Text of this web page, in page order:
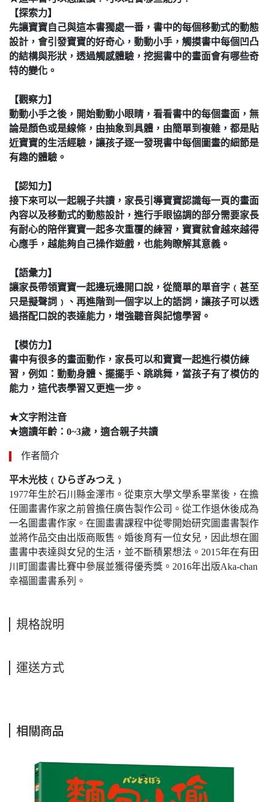
【探索力】
先讓寶寶自己與這本書獨處一番，書中的每個移動式的動態
設計，會引發寶寶的好奇心，動動小手，觸摸書中每個凹凸
的結構與形狀，透過觸感體驗，挖掘書中的畫面會有哪些奇
特的變化。
【觀察力】
動動小手之後，開始動動小眼睛，看看書中的每個畫面，無
論是顏色或是線條，由抽象到具體，由簡單到複雜，都是貼
近寶寶的生活經驗，讓孩子逐一發現書中每個圖畫的細節是
有趣的體驗。
【認知力】
接下來可以一起親子共讀，家長引導寶寶認識每一頁的畫面
內容以及移動式的動態設計，進行手眼協調的部分需要家長
有耐心的陪伴寶寶一起多次重覆的練習，寶寶就會越來越得
心應手，越能夠自己操作遊戲，也能夠瞭解其意義。
【語彙力】
讓家長帶領寶寶一起邊玩邊開口說，從簡單的單音字﹙甚至
只是擬聲詞﹚、再進階到一個字以上的語詞，讓孩子可以透
過搭配口說的表達能力，增強聽音與記憶學習。
【模仿力】
書中有很多的畫面動作，家長可以和寶寶一起進行模仿練
習，例如：動動身體、擺擺手、跳跳舞，當孩子有了模仿的
能力，這代表學習又更進一步。
★文字附注音
★適讀年齡：0~3歲，適合親子共讀
作者簡介
平木光枝﹙ひらぎみつえ﹚
1977年生於石川縣金澤市。從東京大學文學系畢業後，在擔
任圖畫書作家之前曾擔任廣告製作公司。從工作退休後成為
一名圖畫書作家。在圖畫書課程中從零開始研究圖畫書製作
並將作品交由出版商販售。婚後育有一位女兒，因此想在圖
畫書中表達與女兒的生活，並不斷積累想法。2015年在有田
川町圖畫書比賽中參展並獲得優秀獎。2016年出版Aka-chan
幸福圖畫書系列。
規格說明
運送方式
相關商品